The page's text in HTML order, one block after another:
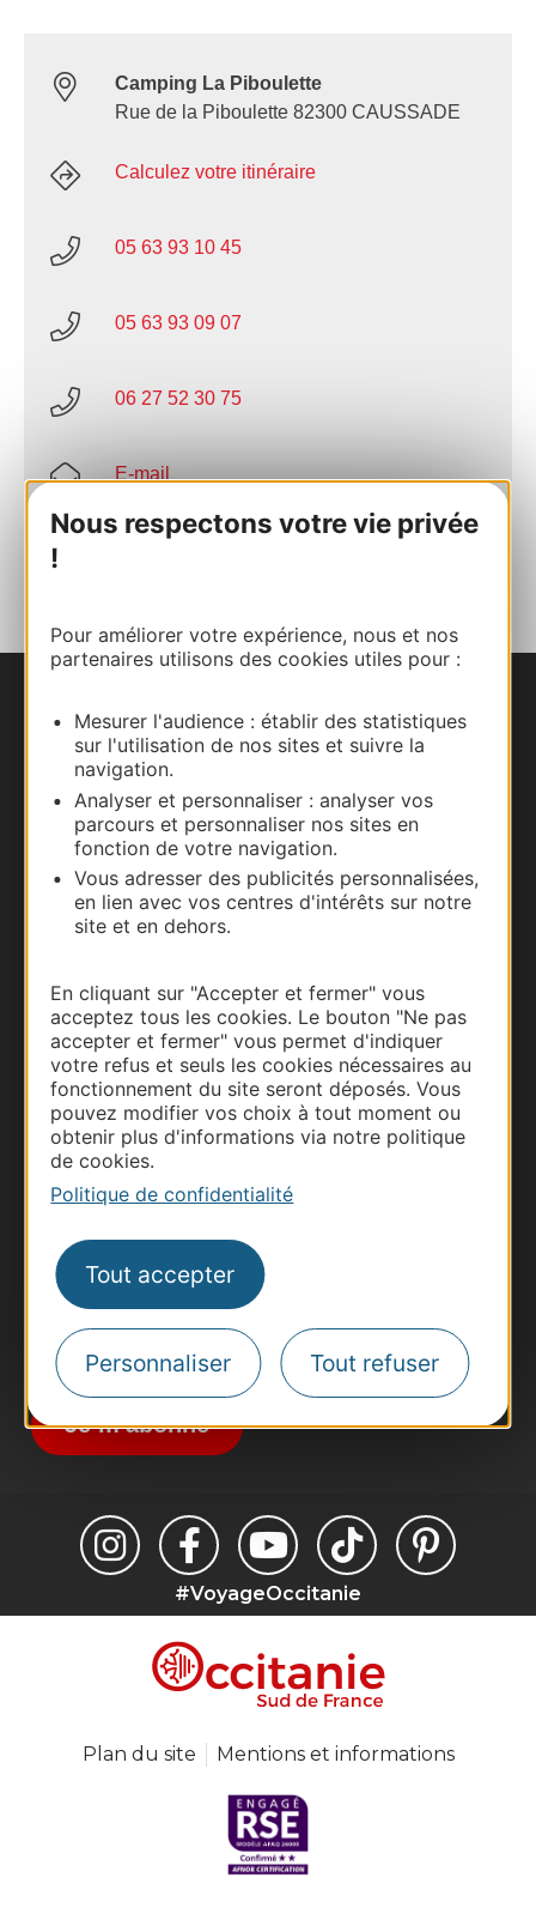
Nous respectons votre vie privée
!
Pour améliorer votre expérience, nous et nos
partenaires utilisons des cookies utiles pour :
Mesurer l'audience : établir des statistiques
sur l'utilisation de nos sites et suivre la
navigation.
Analyser et personnaliser : analyser vos
parcours et personnaliser nos sites en
fonction de votre navigation.
Vous adresser des publicités personnalisées,
en lien avec vos centres d'intérêts sur notre
site et en dehors.
En cliquant sur "Accepter et fermer" vous
acceptez tous les cookies. Le bouton "Ne pas
accepter et fermer" vous permet d'indiquer
votre refus et seuls les cookies nécessaires au
fonctionnement du site seront déposés. Vous
pouvez modifier vos choix à tout moment ou
obtenir plus d'informations via notre politique
de cookies.
Politique de confidentialité
Tout accepter
Personnaliser Tout refuser
Camping La Piboulette
Rue de la Piboulette 82300 CAUSSADE
Calculez votre itinéraire
05 63 93 10 45
05 63 93 09 07
06 27 52 30 75
E-mail
AJOUTER
Nous contacter
Carte interactive
Documentation
Thermalisme
Business/Mice
Pros d'Occitanie
Voyagistes
Destination Sport
Inscrivez-vous à la lettre d'information
Destination Occitanie pour recevoir des
suggestions de séjours, de visites et de sorties.
Je m'abonne
#VoyageOccitanie
Plan du site Mentions et informations